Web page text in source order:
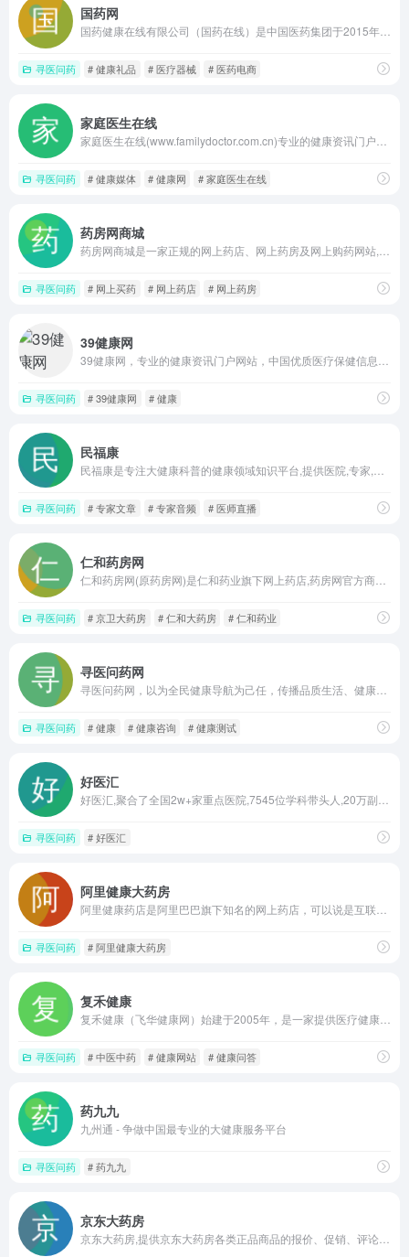
国药网
寻医问药 # 健康礼品 # 医疗器械 # 医药电商
家庭医生在线
寻医问药 # 健康媒体 # 健康网 # 家庭医生在线
药房网商城
寻医问药 # 网上买药 # 网上药店 # 网上药房
39健康网
寻医问药 # 39健康网 # 健康
民福康
寻医问药 # 专家文章 # 专家音频 # 医师直播
仁和药房网
寻医问药 # 京卫大药房 # 仁和大药房 # 仁和药业
寻医问药网
寻医问药 # 健康 # 健康咨询 # 健康测试
好医汇
寻医问药 # 好医汇
阿里健康大药房
寻医问药 # 阿里健康大药房
复禾健康
寻医问药 # 中医中药 # 健康网站 # 健康问答
药九九
九州通 - 争做中国最专业的大健康服务平台
寻医问药 # 药九九
京东大药房